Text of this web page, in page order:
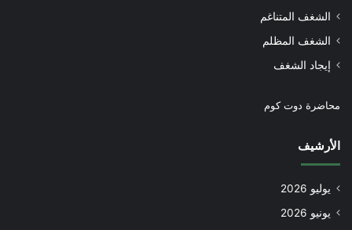
الشغف المتناغم
الشغف المظلم
إيجاد الشغف
محاضرة دوت كوم
الأرشيف
يوليو 2026
يونيو 2026